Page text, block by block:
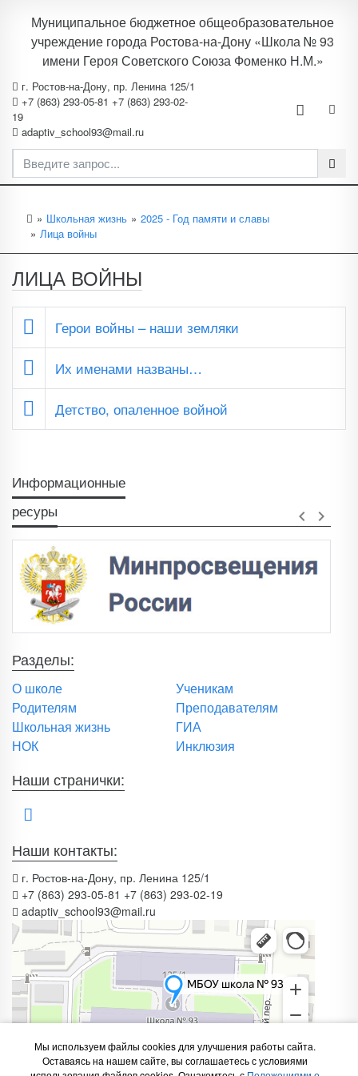
Муниципальное бюджетное общеобразовательное
учреждение города Ростова-на-Дону «Школа № 93
имени Героя Советского Союза Фоменко Н.М.»
г. Ростов-на-Дону, пр. Ленина 125/1
+7 (863) 293-05-81 +7 (863) 293-02-
19
adaptiv_school93@mail.ru
Школьная жизнь
2025 - Год памяти и славы
Лица войны
ЛИЦА ВОЙНЫ
Герои войны – наши земляки
Их именами названы…
Детство, опаленное войной
Информационные
ресуры
keyboard_arrow_left keyboard_arrow_right
Разделы:
О школе
Ученикам
Родителям
Преподавателям
Школьная жизнь
ГИА
НОК
Инклюзия
Наши странички:
Наши контакты:
г. Ростов-на-Дону, пр. Ленина 125/1
+7 (863) 293-05-81 +7 (863) 293-02-19
adaptiv_school93@mail.ru
Мы используем файлы cookies для улучшения работы сайта.
Оставаясь на нашем сайте, вы соглашаетесь с условиями